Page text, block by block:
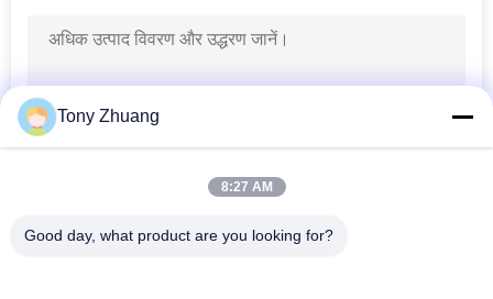
झिल्ली प्रेस मशीन
8
Tony Zhuang
8:27 AM
Good day, what product are you looking for?